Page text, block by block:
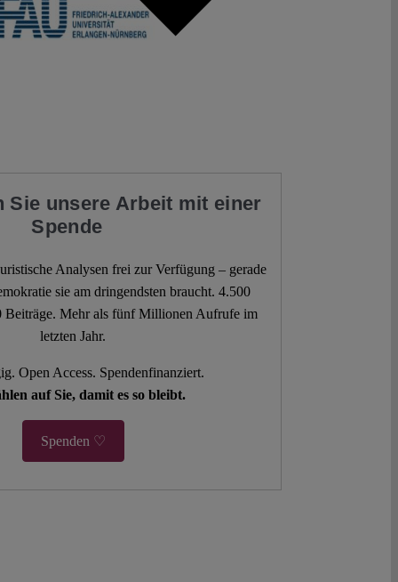
Sie unsere Arbeit mit einer
Spende
Analysen frei zur Verfügung – gerade
sie am dringendsten braucht. 4.500
Beiträge. Mehr als fünf Millionen Aufrufe im
letzten Jahr.
Open Access. Spendenfinanziert.
auf Sie, damit es so bleibt.
Spenden ♡